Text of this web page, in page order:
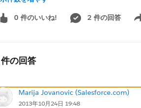
apex:axis>
markerSize="4"
0 件のいいね! 2 件の回答
の回答
Marija Jovanovic (Salesforce.com)
2013年10月24日 19:48